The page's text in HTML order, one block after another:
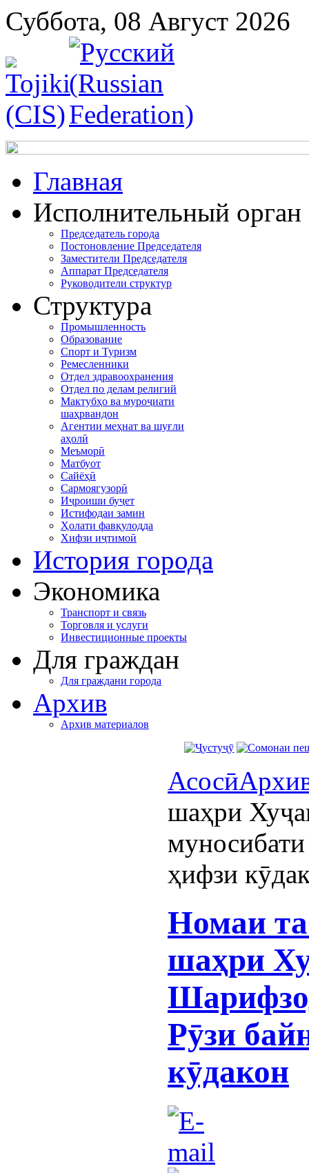
Суббота, 08 Август 2026
Главная
Исполнительный орган
Председатель города
Постоновление Председателя
Заместители Председателя
Аппарат Председателя
Руководители структур
Структура
Промышленность
Образование
Спорт и Туризм
Ремесленники
Отдел здравоохранения
Отдел по делам религий
Мактубҳо ва муроҷиати
шаҳрвандон
Агентии меҳнат ва шуғли
аҳолӣ
Меъморӣ
Матбуот
Сайёҳӣ
Сармоягузорӣ
Иҷроиши буҷет
Истифодаи замин
Ҳолати фавқулодда
Хифзи иҷтимоӣ
История города
Экономика
Транспорт и связь
Торговля и услуги
Инвестиционные проекты
Для граждан
Для граждани города
Архив
Архив материалов
Асосӣ
шаҳри
ҳифзи
Номаи
шаҳри
Рӯзи
кӯдакон